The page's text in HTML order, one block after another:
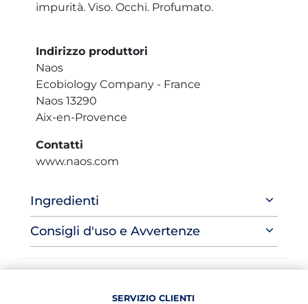
impurità. Viso. Occhi. Profumato.
Indirizzo produttori
Naos
Ecobiology Company - France
Naos 13290
Aix-en-Provence
Contatti
www.naos.com
Ingredienti
Consigli d'uso e Avvertenze
SERVIZIO CLIENTI